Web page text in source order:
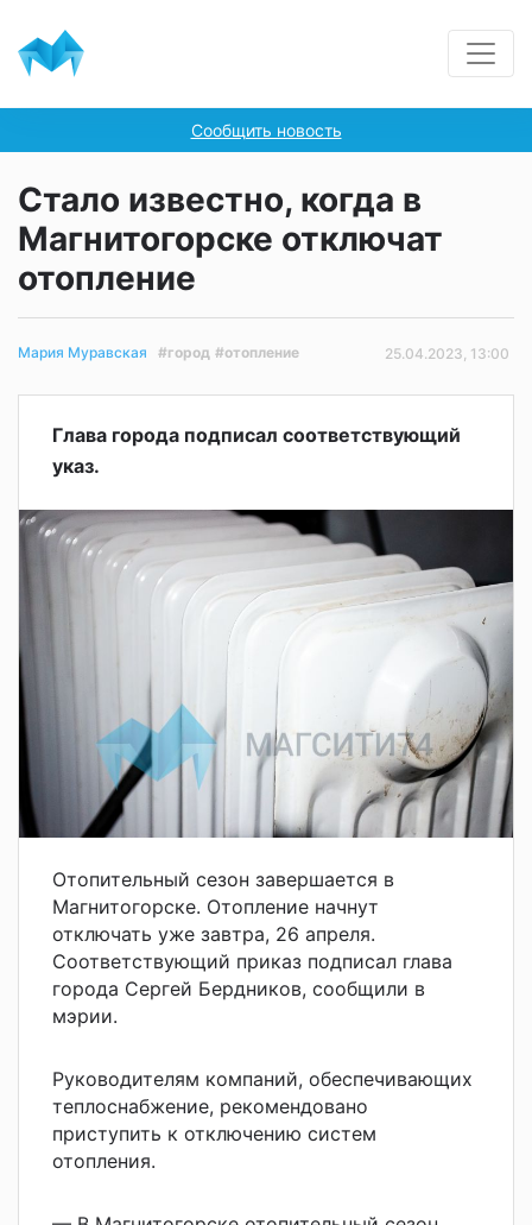
Сообщить новость
Стало известно, когда в
Магнитогорске отключат
отопление
Мария Муравская #город #отопление 25.04.2023, 13:00
Глава города подписал соответствующий
указ.
Отопительный сезон завершается в
Магнитогорске. Отопление начнут
отключать уже завтра, 26 апреля.
Соответствующий приказ подписал глава
города Сергей Бердников, сообщили в
мэрии.
Руководителям компаний, обеспечивающих
теплоснабжение, рекомендовано
приступить к отключению систем
отопления.